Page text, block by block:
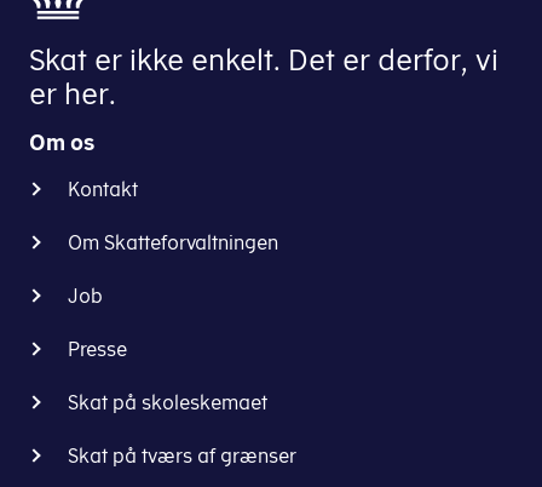
Skat er ikke enkelt. Det er derfor, vi
er her.
Om os
Kontakt
Om Skatteforvaltningen
Job
Presse
Skat på skoleskemaet
Skat på tværs af grænser